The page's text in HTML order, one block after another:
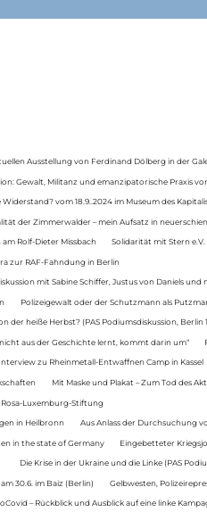
Ausstellung von Ferdinand Dölberg in der
Gewalt, Militanz und emanzipatorische Praxis
vom 18.9..2024 im Museum des
der Zimmerwalder – mein Aufsatz in
am Rolf-Dieter Missbach Solidarität mit Stern e.V.
zur RAF-Fahndung in Berlin
mit Sabine Schiffer, Justus von Daniels
Polizeigewalt oder der Schutzmann als
der heiße Herbst? (PAS Podiumsdiskussion, Berlin
nicht aus der Geschichte lernt, kommt darin um“
zu Rheinmetall-Entwaffnen Camp in Kassel
Mit Maske und Plakat – Zum Tod des
Rosa-Luxemburg-Stiftung
in Heilbronn Aus Anlass der Durchsuchung
in the state of Germany Eingebetteter
Die Krise in der Ukraine und die Linke (PAS
30.6. im Baiz (Berlin) Gelbwesten,
– Rückblick und Ausblick auf eine linke